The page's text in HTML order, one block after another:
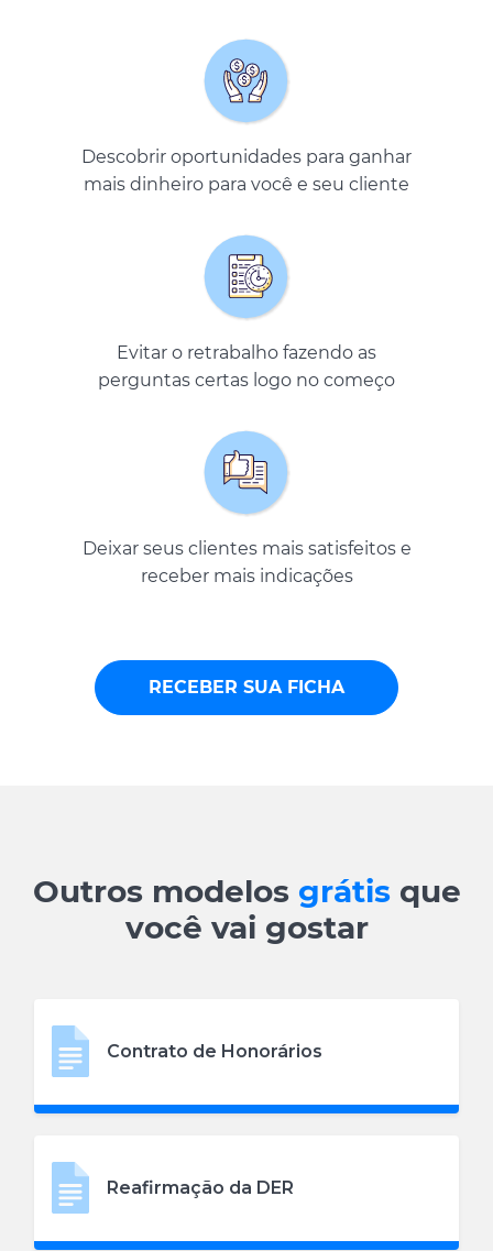
Descobrir oportunidades para ganhar
mais dinheiro para você e seu cliente
Evitar o retrabalho fazendo as
perguntas certas logo no começo
Deixar seus clientes mais satisfeitos e
receber mais indicações
RECEBER SUA FICHA
Outros modelos grátisque
você vai gostar
Contrato de Honorários
Reafirmação da DER